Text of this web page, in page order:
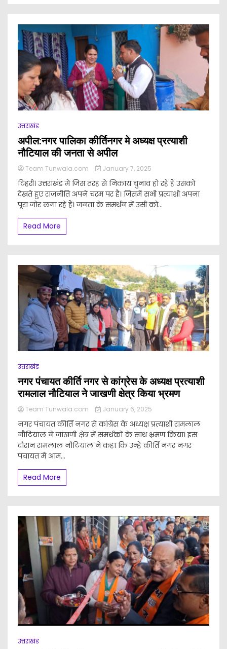
उत्तराखंड
अपील:नगर पालिका कीर्तिनगर मे अध्यक्ष प्रत्याशी
नौटियाल की जनता से अपील
Team Tunwala.com January 7, 2025
टिहरी। उत्तराखंड में जिस तरह से निकाय चुनाव हो रहे हैं उसको
देखते हुए राजनीति अपने चरम पर है। जिसमें सभी प्रत्याशी अपना
पूरा जोर लगा रहे हैं। जनता के समर्थन में उसी को...
Read More
उत्तराखंड
नगर पंचायत कीर्ति नगर से कांग्रेस के अध्यक्ष प्रत्याशी
रामलाल नौटियाल ने जाखणी क्षेत्र किया भ्रमण
Team Tunwala.com January 6, 2025
नगर पंचायत कीर्ति नगर से कांग्रेस के अध्यक्ष प्रत्याशी रामलाल
नौटियाल ने जाखणी क्षेत्र में समर्थकों के साथ भ्रमण किया। इस
दौरान रामलाल नौटियाल ने कहा कि उन्हें कीर्ति नगर नगर
पंचायत में आम...
Read More
उत्तराखंड